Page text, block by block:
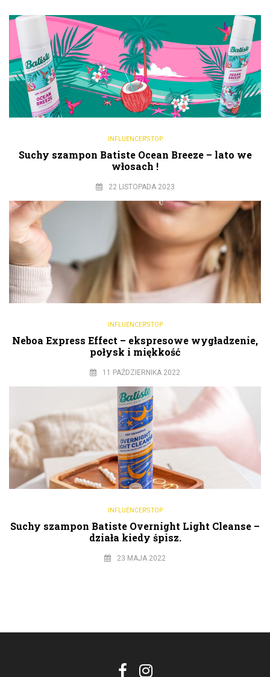
INFLUENCER'S TOP
Suchy szampon Batiste Ocean Breeze – lato we
włosach !
22 LISTOPADA 2023
INFLUENCER'S TOP
Neboa Express Effect – ekspresowe wygładzenie,
połysk i miękkość
11 PAŹDZIERNIKA 2022
INFLUENCER'S TOP
Suchy szampon Batiste Overnight Light Cleanse –
działa kiedy śpisz.
23 MAJA 2022